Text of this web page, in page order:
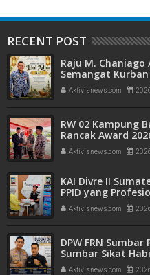
RECENT POST
Raju M.
Semangat
Aktivisnews.com
RW 02 Kampung
Rancak Award
Aktivisnews.com
KAI Divre II
PPID yang
untuk
Aktivisnews.com
DPW FRN
Sumbar Sikat
Aktivisnews.com